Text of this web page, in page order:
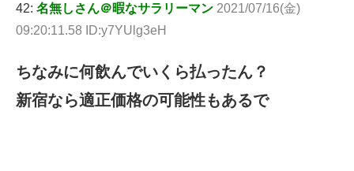
42: 名無しさん＠暇なサラリーマン 2021/07/16(金)
09:20:11.58 ID:y7YUlg3eH
ちなみに何飲んでいくら払ったん？
新宿なら適正価格の可能性もあるで